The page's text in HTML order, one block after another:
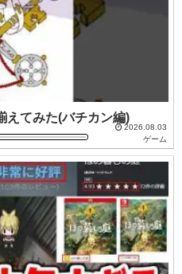
えてみた(バチカン編)
2026.08.03
ゲーム